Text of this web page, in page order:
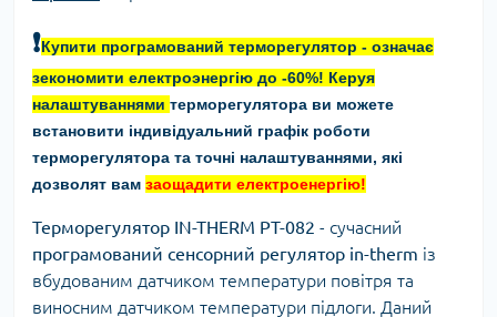
❗Купити програмований терморегулятор - означає
зекономити електроэнергію до -60%! Керуя
налаштуваннями терморегулятора ви можете
встановити індивідуальний графік роботи
терморегулятора та точні налаштуваннями, які
дозволят вам заощадити електроенергію!
Терморегулятор IN-THERM PT-082 - сучасний
програмований сенсорний регулятор in-therm із
вбудованим датчиком температури повітря та
виносним датчиком температури підлоги. Даний